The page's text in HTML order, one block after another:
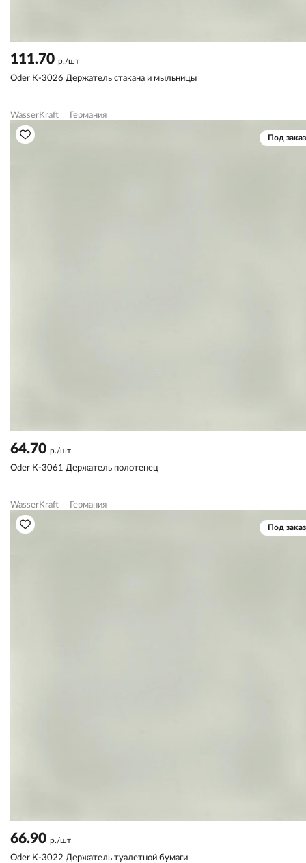
111.70 р./шт
Oder K-3026 Держатель стакана и мыльницы
WasserKraft Германия
Под заказ
64.70 р./шт
Oder K-3061 Держатель полотенец
WasserKraft Германия
Под заказ
66.90 р./шт
Oder K-3022 Держатель туалетной бумаги